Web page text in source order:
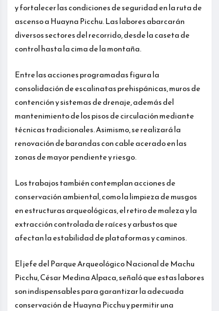
y fortalecer las condiciones de seguridad en la ruta de
ascenso a Huayna Picchu. Las labores abarcarán
diversos sectores del recorrido, desde la caseta de
control hasta la cima de la montaña.
Entre las acciones programadas figura la
consolidación de escalinatas prehispánicas, muros de
contención y sistemas de drenaje, además del
mantenimiento de los pisos de circulación mediante
técnicas tradicionales. Asimismo, se realizará la
renovación de barandas con cable acerado en las
zonas de mayor pendiente y riesgo.
Los trabajos también contemplan acciones de
conservación ambiental, como la limpieza de musgos
en estructuras arqueológicas, el retiro de maleza y la
extracción controlada de raíces y arbustos que
afectan la estabilidad de plataformas y caminos.
El jefe del Parque Arqueológico Nacional de Machu
Picchu, César Medina Alpaca, señaló que estas labores
son indispensables para garantizar la adecuada
conservación de Huayna Picchu y permitir una